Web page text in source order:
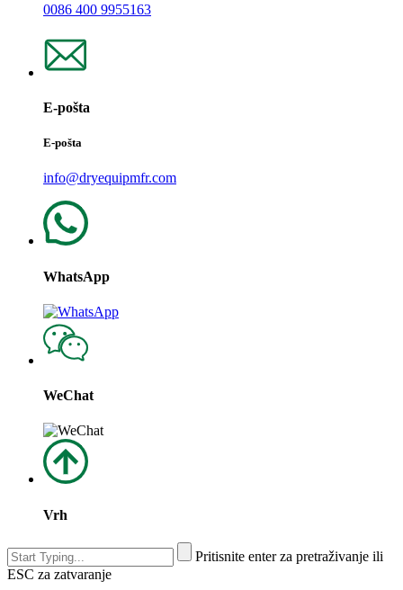
0086 400 9955163
E-pošta
E-pošta
info@dryequipmfr.com
WhatsApp
WeChat
Vrh
Pritisnite enter za pretraživanje ili
ESC za zatvaranje